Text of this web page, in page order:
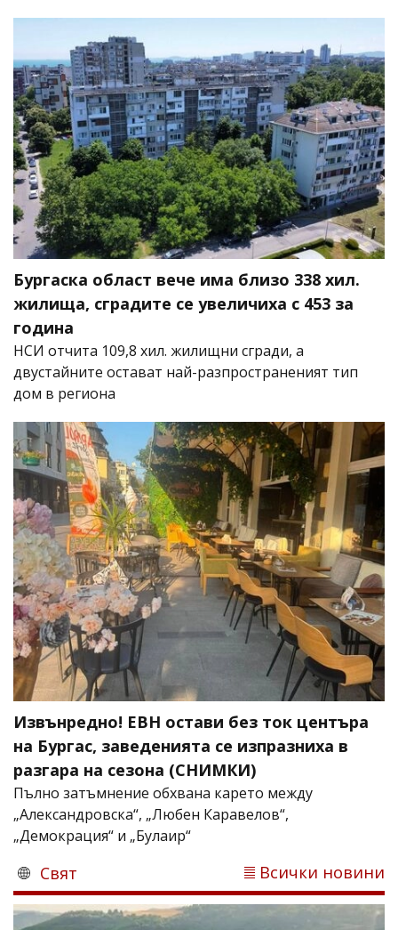
Бургаска област вече има близо 338 хил.
жилища, сградите се увеличиха с 453 за
година
НСИ отчита 109,8 хил. жилищни сгради, а
двустайните остават най-разпространеният тип
дом в региона
Извънредно! ЕВН остави без ток центъра
на Бургас, заведенията се изпразниха в
разгара на сезона (СНИМКИ)
Пълно затъмнение обхвана карето между
„Александровска“, „Любен Каравелов“,
„Демокрация“ и „Булаир“
Свят Всички новини